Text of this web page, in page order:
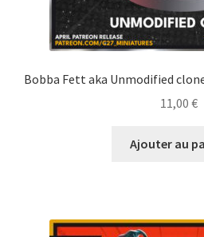
Bobba Fett aka Unmodified
11,00 €
Ajouter au